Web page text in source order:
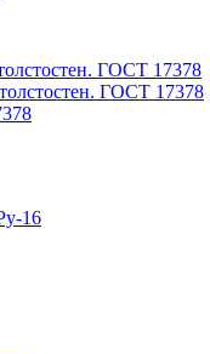
ГОСТ 17378
ГОСТ 17378
16